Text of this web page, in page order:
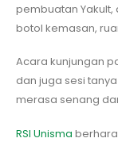
pembuatan
botol kemasan,
Acara kunjungan
dan juga sesi
merasa senang
RSI Unisma